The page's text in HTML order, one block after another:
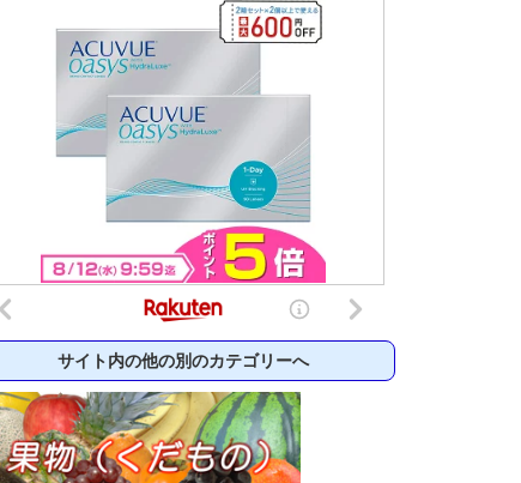
サイト内の他の別のカテゴリーへ